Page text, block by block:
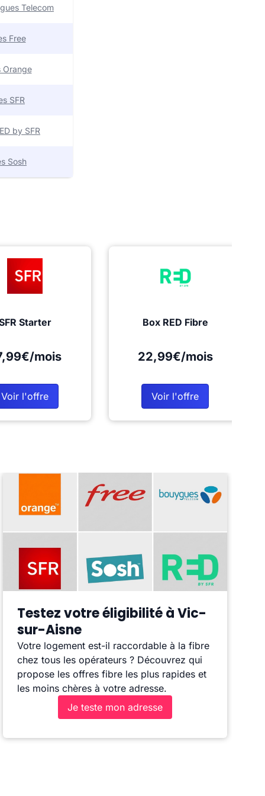
Telecom
Free
Orange
SFR
by SFR
Sosh
Starter
mois
Voir l'offre
Box RED Fibre
22,99€/mois
Voir l'offre
Testez votre éligibilité à Vic-
sur-Aisne
Votre logement est-il raccordable à la fibre
chez tous les opérateurs ? Découvrez qui
propose les offres fibre les plus rapides et
les moins chères à votre adresse.
Je teste mon adresse